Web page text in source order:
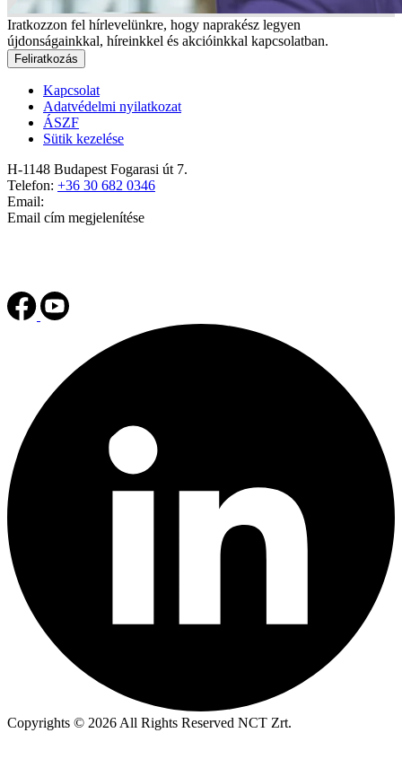
Iratkozzon fel hírlevelünkre, hogy naprakész legyen
újdonságainkkal, híreinkkel és akcióinkkal kapcsolatban.
Feliratkozás
Kapcsolat
Adatvédelmi nyilatkozat
ÁSZF
Sütik kezelése
H-1148 Budapest Fogarasi út 7.
Telefon: +36 30 682 0346
Email:
Email cím megjelenítése
Copyrights © 2026 All Rights Reserved NCT Zrt.